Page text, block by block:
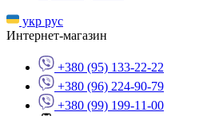
укр рус
Интернет-магазин
+380 (95) 133-22-22
+380 (96) 224-90-79
+380 (99) 199-11-00